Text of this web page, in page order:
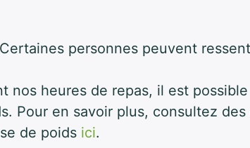
personnes peuvent
nos heures de repas, il est
Pour en savoir plus, consultez
de poids ici.